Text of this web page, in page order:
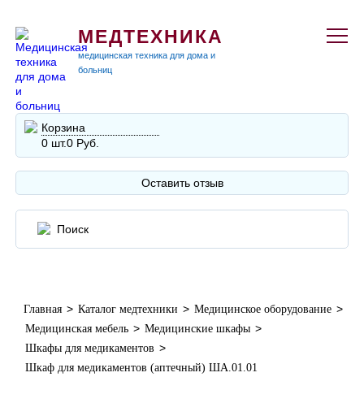
МЕДТЕХНИКА
медицинская техника для дома и
больниц
Корзина
0 шт.0 Руб.
Оставить отзыв
Главная > Каталог медтехники > Медицинское оборудование >
Медицинская мебель > Медицинские шкафы >
Шкафы для медикаментов >
Шкаф для медикаментов (аптечный) ША.01.01